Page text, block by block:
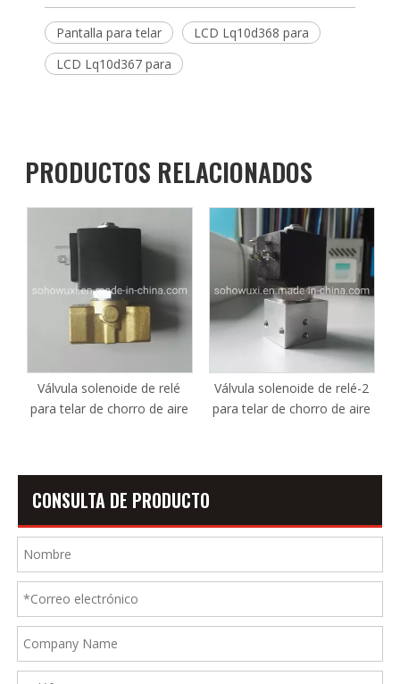
Pantalla para telar
LCD Lq10d368 para
LCD Lq10d367 para
PRODUCTOS RELACIONADOS
Válvula solenoide de relé
para telar de chorro de aire
Válvula solenoide de relé-2
para telar de chorro de aire
CONSULTA DE PRODUCTO